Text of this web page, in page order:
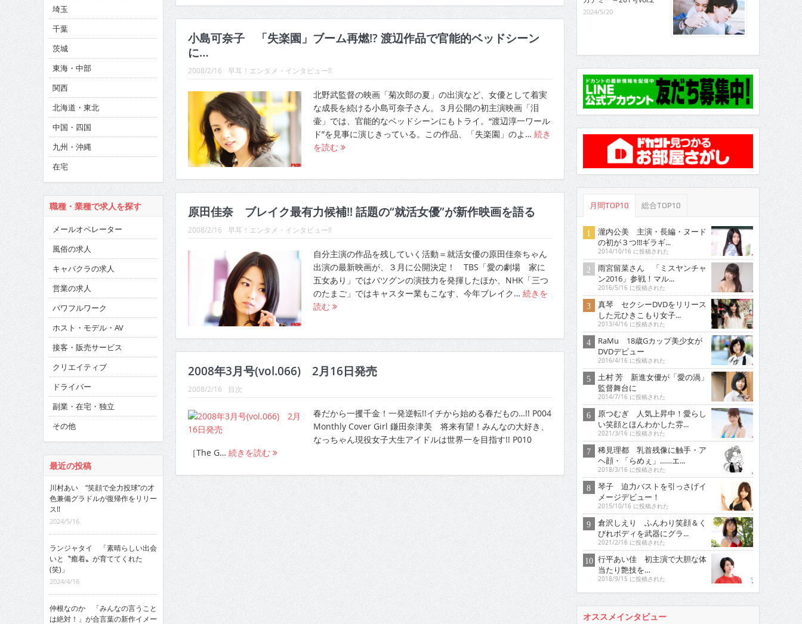
小島可奈子 「失楽園」ブーム再燃!? 渡辺作品で官能的ベッドシーン
に…
2008/2/16 早耳！エンタメ・インタビュー!!
北野武監督の映画「菊次郎の夏」の出演など、女優として着実
な成長を続ける小島可奈子さん。３月公開の初主演映画「泪
壷」では、官能的なベッドシーンにもトライ。“渡辺淳一ワール
ド”を見事に演じきっている。この作品、「失楽園」のよ… 続き
を読む
原田佳奈 ブレイク最有力候補!! 話題の“就活女優”が新作映画を語る
2008/2/16 早耳！エンタメ・インタビュー!!
自分主演の作品を残していく活動＝就活女優の原田佳奈ちゃん
出演の最新映画が、３月に公開決定！ TBS「愛の劇場 家に
五女あり」ではバツグンの演技力を発揮したほか、NHK「三つ
のたまご」ではキャスター業もこなす、今年ブレイク… 続きを
読む
2008年3月号(vol.066) 2月16日発売
2008/2/16 目次
春だから一攫千金！一発逆転!!イチから始める春だもの…!! P004
Monthly Cover Girl 鎌田奈津美 将来有望！みんなの大好き、
なっちゃん現役女子大生アイドルは世界一を目指す!! P010
［The G… 続きを読む
埼玉
千葉
茨城
東海・中部
関西
北海道・東北
中国・四国
九州・沖縄
在宅
職種・業種で求人を探す
メールオペレーター
風俗の求人
キャバクラの求人
営業の求人
パワフルワーク
ホスト・モデル・AV
接客・販売サービス
クリエイティブ
ドライバー
副業・在宅・独立
その他
最近の投稿
川村あい “笑顔で全力投球”の才
色兼備グラドルが復帰作をリリー
ス!!
2024/5/16
ランジャタイ 「素晴らしい出会
いと〝癒着〟が育ててくれた
(笑)」
2024/4/16
仲根なのか 「みんなの言うこと
は絶対！」が合言葉の新作イメー
2024/5/20
月間TOP10 総合TOP10
瀧内公美 主演・長編・ヌード
の初が３つ!!!ギラギ...
2014/10/16 に投稿された
雨宮留菜さん 「ミスヤンチャ
ン2016」参戦！マル...
2016/5/16 に投稿された
真琴 セクシーDVDをリリース
した元ひきこもり女子...
2013/4/16 に投稿された
RaMu 18歳Gカップ美少女が
DVDデビュー
2016/4/16 に投稿された
土村 芳 新進女優が「愛の渦」
監督舞台に
2014/7/16 に投稿された
原つむぎ 人気上昇中！愛らし
い笑顔とほんわかした雰...
2021/3/16 に投稿された
稀見理都 乳首残像に触手・ア
ヘ顔・「らめぇ」……エ...
2018/3/16 に投稿された
琴子 迫力バストを引っさげイ
メージデビュー！
2015/10/16 に投稿された
倉沢しえり ふんわり笑顔＆く
びれボディを武器にグラ...
2021/2/16 に投稿された
行平あい佳 初主演で大胆な体
当たり艶技を…
2018/9/15 に投稿された
オススメインタビュー